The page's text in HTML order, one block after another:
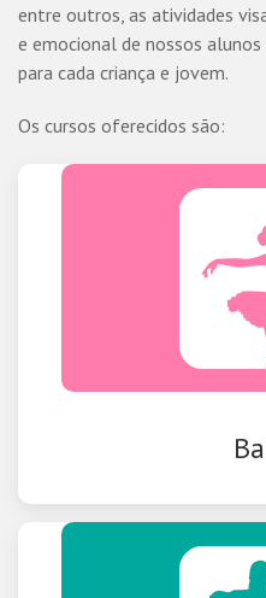
entre outros, as atividades
e emocional de nossos
para cada criança e jovem.
Os cursos oferecidos são: